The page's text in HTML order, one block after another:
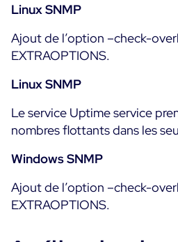
Linux SNMP
Ajout de l’option –check-
EXTRAOPTIONS.
Linux SNMP
Le service Uptime service
nombres flottants dans les
Windows SNMP
Ajout de l’option –check-
EXTRAOPTIONS.